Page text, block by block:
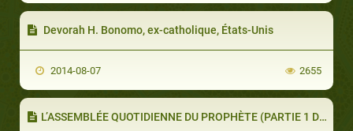
Devorah H. Bonomo, ex-catholique, États-Unis
2014-08-07 2655
L’ASSEMBLÉE QUOTIDIENNE DU PROPHÈTE (PARTIE 1 DE 2)